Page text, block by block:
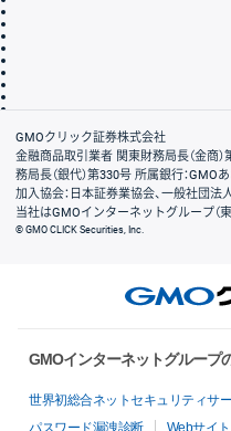
会社案内
GMOクリック証券株式会社
金融商品取引業者 関東財務局長（金商
務局長（銀代）第330号 所属銀行：
加入協会：日本証券業協会、一般社団
当社はGMOインターネットグループ（
© GMO CLICK Securities, Inc.
GMOインターネットグループ
世界初総合ネットセキュリティサ
パスワード漏洩診断
Webサイ